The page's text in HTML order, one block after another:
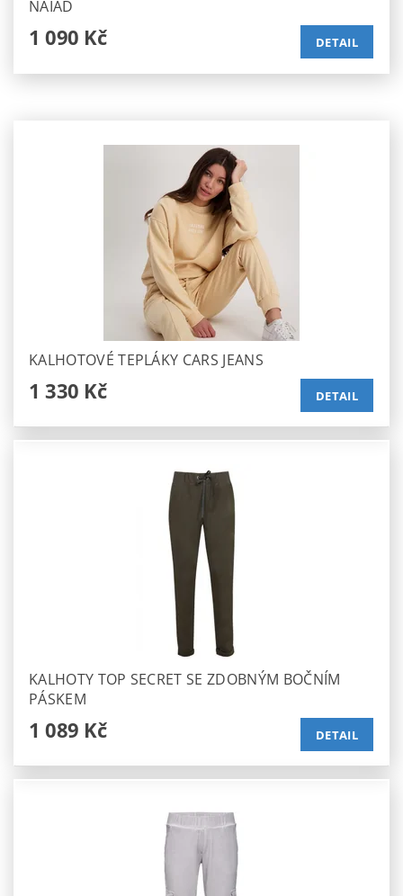
NAIAD
1 090 Kč DETAIL
KALHOTOVÉ TEPLÁKY CARS JEANS
1 330 Kč DETAIL
KALHOTY TOP SECRET SE ZDOBNÝM BOČNÍM
PÁSKEM
1 089 Kč DETAIL